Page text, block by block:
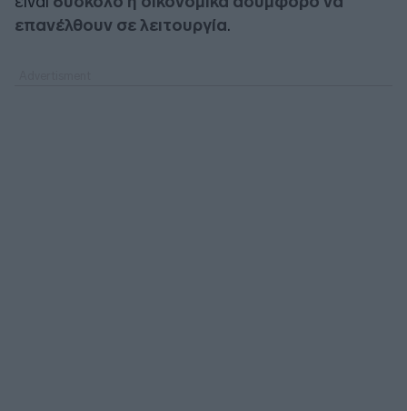
επανέλθουν σε λειτουργία.